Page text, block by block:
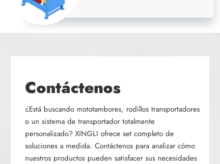
Contáctenos
¿Está buscando mototambores, rodillos transportadores
o un sistema de transportador totalmente
personalizado? XINGLI ofrece set completo de
soluciones a medida. Contáctenos para analizar cómo
nuestros productos pueden satisfacer sus necesidades